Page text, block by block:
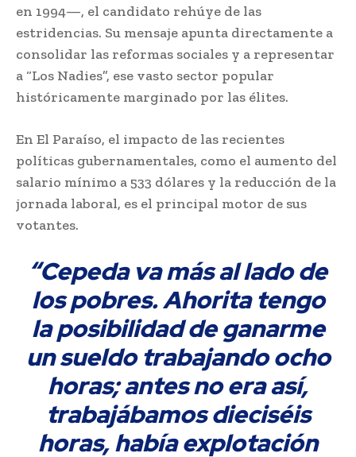
en 1994—, el candidato rehúye de las
estridencias. Su mensaje apunta directamente a
consolidar las reformas sociales y a representar
a “Los Nadies”, ese vasto sector popular
históricamente marginado por las élites.
En El Paraíso, el impacto de las recientes
políticas gubernamentales, como el aumento del
salario mínimo a 533 dólares y la reducción de la
jornada laboral, es el principal motor de sus
votantes.
“Cepeda va más al lado de
los pobres. Ahorita tengo
la posibilidad de ganarme
un sueldo trabajando ocho
horas; antes no era así,
trabajábamos dieciséis
horas, había explotación